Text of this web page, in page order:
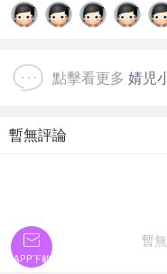
點擊看更多 婧児
暫無評論
暫

APP下載